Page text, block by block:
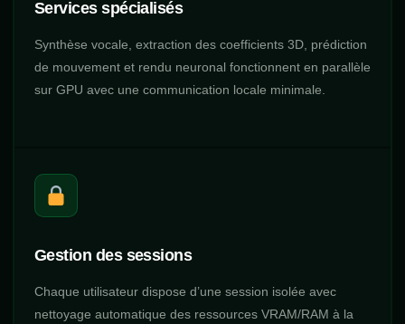
Services spécialisés
Synthèse vocale, extraction des coefficients 3D, prédiction
de mouvement et rendu neuronal fonctionnent en parallèle
sur GPU avec une communication locale minimale.
Gestion des sessions
Chaque utilisateur dispose d’une session isolée avec
nettoyage automatique des ressources VRAM/RAM à la